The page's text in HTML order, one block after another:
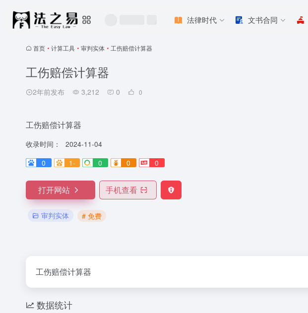
法律时代 文书合同
首页 • 计算工具 • 审判实体 • 工伤赔偿计算器
工伤赔偿计算器
2年前发布 3,212 0 0
工伤赔偿计算器
收录时间：
2024-11-04
0
1- 0 0 0
打开网站 手机查看
审判实体 # 免费
工伤赔偿计算器
数据统计